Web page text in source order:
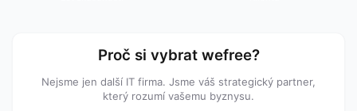
Proč si vybrat wefree?
Nejsme jen další IT firma. Jsme váš strategický partner,
který rozumí vašemu byznysu.